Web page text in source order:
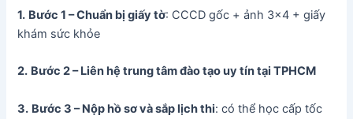
1. Bước 1 – Chuẩn bị giấy tờ: CCCD gốc + ảnh 3×4 + giấy
khám sức khỏe
2. Bước 2 – Liên hệ trung tâm đào tạo uy tín tại TPHCM
3. Bước 3 – Nộp hồ sơ và sắp lịch thi: có thể học cấp tốc